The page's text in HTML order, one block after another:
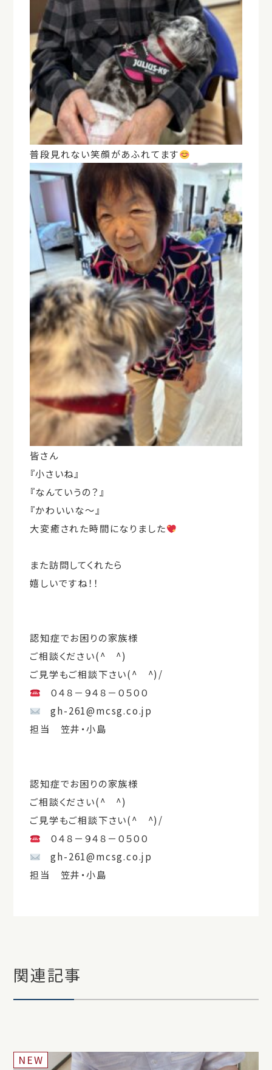
普段見れない笑顔があふれてます
皆さん
『小さいね』
『なんていうの？』
『かわいいな～』
大変癒された時間になりました
また訪問してくれたら
嬉しいですね！！
認知症でお困りの家族様
ご相談ください(^ ^)
ご見学もご相談下さい(^ ^)/
０４８－９４８－０５００
gh-261@mcsg.co.jp
担当 笠井・小島
認知症でお困りの家族様
ご相談ください(^ ^)
ご見学もご相談下さい(^ ^)/
０４８－９４８－０５００
gh-261@mcsg.co.jp
担当 笠井・小島
関連記事
NEW